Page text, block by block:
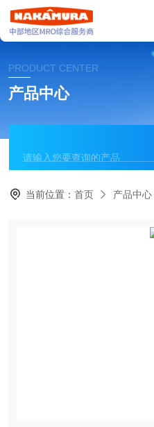
PRODUCT CENTER
产品中心
当前位置：首页 产品中心